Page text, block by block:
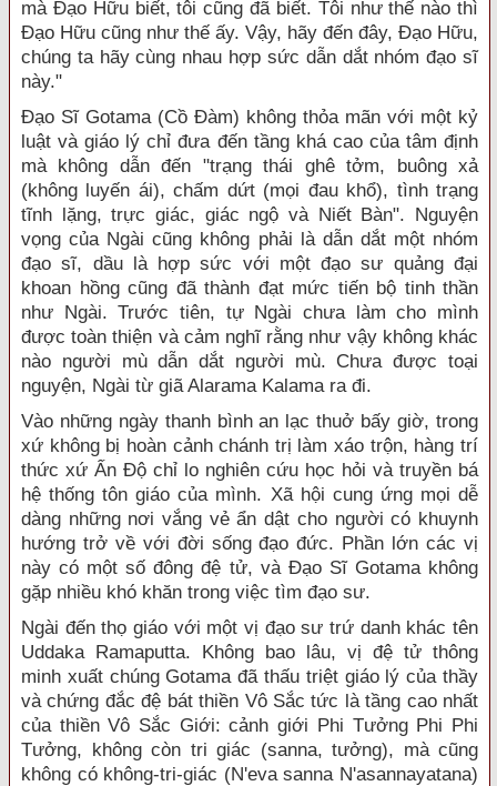
mà Đạo Hữu biết, tôi cũng đã biết. Tôi như thế nào thì
Đạo Hữu cũng như thế ấy. Vậy, hãy đến đây, Đạo Hữu,
chúng ta hãy cùng nhau hợp sức dẫn dắt nhóm đạo sĩ
này."
Đạo Sĩ Gotama (Cồ Đàm) không thỏa mãn với một kỷ
luật và giáo lý chỉ đưa đến tầng khá cao của tâm định
mà không dẫn đến "trạng thái ghê tởm, buông xả
(không luyến ái), chấm dứt (mọi đau khổ), tình trạng
tĩnh lặng, trực giác, giác ngộ và Niết Bàn". Nguyện
vọng của Ngài cũng không phải là dẫn dắt một nhóm
đạo sĩ, dầu là hợp sức với một đạo sư quảng đại
khoan hồng cũng đã thành đạt mức tiến bộ tinh thần
như Ngài. Trước tiên, tự Ngài chưa làm cho mình
được toàn thiện và cảm nghĩ rằng như vậy không khác
nào người mù dẫn dắt người mù. Chưa được toại
nguyện, Ngài từ giã Alarama Kalama ra đi.
Vào những ngày thanh bình an lạc thuở bấy giờ, trong
xứ không bị hoàn cảnh chánh trị làm xáo trộn, hàng trí
thức xứ Ấn Độ chỉ lo nghiên cứu học hỏi và truyền bá
hệ thống tôn giáo của mình. Xã hội cung ứng mọi dễ
dàng những nơi vắng vẻ ẩn dật cho người có khuynh
hướng trở về với đời sống đạo đức. Phần lớn các vị
này có một số đông đệ tử, và Đạo Sĩ Gotama không
gặp nhiều khó khăn trong việc tìm đạo sư.
Ngài đến thọ giáo với một vị đạo sư trứ danh khác tên
Uddaka Ramaputta. Không bao lâu, vị đệ tử thông
minh xuất chúng Gotama đã thấu triệt giáo lý của thầy
và chứng đắc đệ bát thiền Vô Sắc tức là tầng cao nhất
của thiền Vô Sắc Giới: cảnh giới Phi Tưởng Phi Phi
Tưởng, không còn tri giác (sanna, tưởng), mà cũng
không có không-tri-giác (N'eva sanna N'asannayatana)